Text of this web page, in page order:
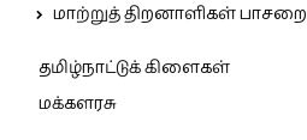
மாற்றுத் திறனாளிகள் பாசறை
தமிழ்நாட்டுக் கிளைகள்
மக்களரசு